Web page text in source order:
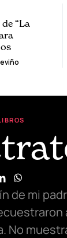
“La
de mi
No